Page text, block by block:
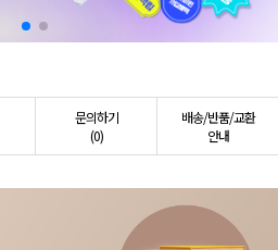
문의하기
(0)
배송/반품/교환
안내